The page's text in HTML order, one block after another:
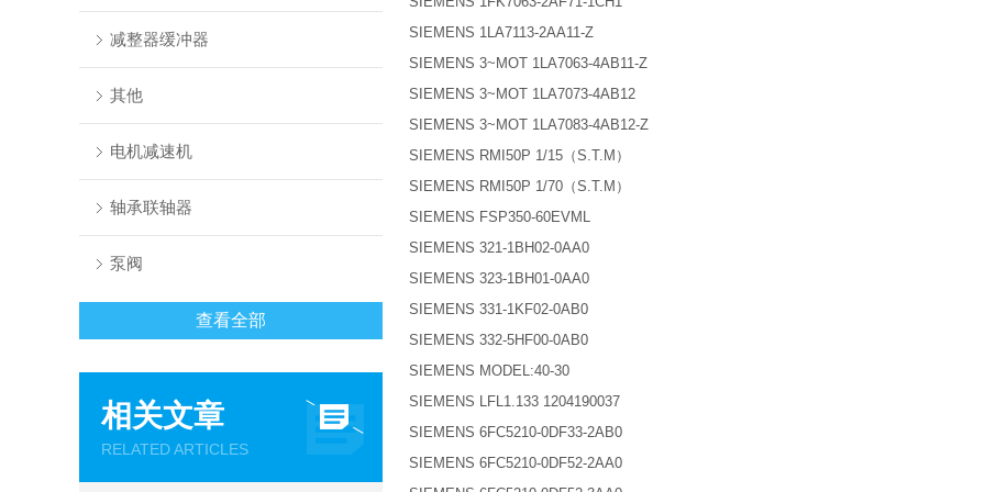
减整器缓冲器
其他
电机减速机
轴承联轴器
泵阀
查看全部
相关文章
RELATED ARTICLES
SIEMENS 1LA7113-2AA11-Z
SIEMENS 3~MOT 1LA7063-4AB11-Z
SIEMENS 3~MOT 1LA7073-4AB12
SIEMENS 3~MOT 1LA7083-4AB12-Z
SIEMENS RMI50P 1/15（S.T.M）
SIEMENS RMI50P 1/70（S.T.M）
SIEMENS FSP350-60EVML
SIEMENS 321-1BH02-0AA0
SIEMENS 323-1BH01-0AA0
SIEMENS 331-1KF02-0AB0
SIEMENS 332-5HF00-0AB0
SIEMENS MODEL:40-30
SIEMENS LFL1.133 1204190037
SIEMENS 6FC5210-0DF33-2AB0
SIEMENS 6FC5210-0DF52-2AA0